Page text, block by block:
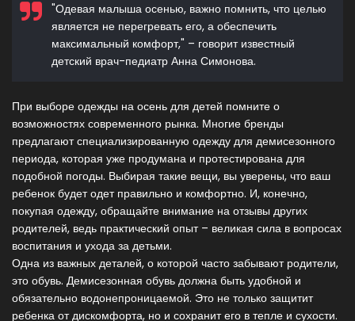
"Одевая малыша осенью, важно помнить, что целью
является не перегревать его, а обеспечить
максимальный комфорт," – говорит известный
детский врач-педиатр Анна Симонова.
При выборе одежды на осень для детей помните о
возможностях современного рынка. Многие бренды
предлагают специализированную одежду для демисезонного
периода, которая уже продумана и протестирована для
подобной погоды. Выбирая такие вещи, вы уверены, что ваш
ребенок будет одет правильно и комфортно. И, конечно,
покупая одежду, обращайте внимание на отзывы других
родителей, ведь практический опыт – великая сила в вопросах
воспитания и ухода за детьми.
Одна из важных деталей, о которой часто забывают родители,
это обувь. Демисезонная обувь должна быть удобной и
обязательно водонепроницаемой. Это не только защитит
ребенка от дискомфорта, но и сохранит его в тепле и сухости.